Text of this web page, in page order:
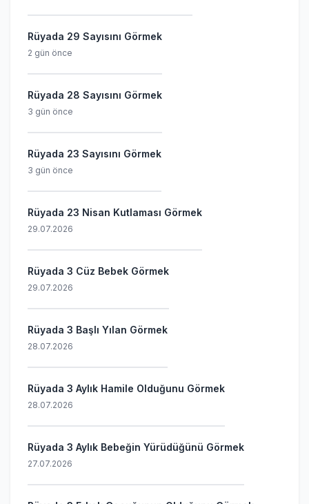
Rüyada 29 Sayısını Görmek
2 gün önce
Rüyada 28 Sayısını Görmek
3 gün önce
Rüyada 23 Sayısını Görmek
3 gün önce
Rüyada 23 Nisan Kutlaması Görmek
29.07.2026
Rüyada 3 Cüz Bebek Görmek
29.07.2026
Rüyada 3 Başlı Yılan Görmek
28.07.2026
Rüyada 3 Aylık Hamile Olduğunu Görmek
28.07.2026
Rüyada 3 Aylık Bebeğin Yürüdüğünü Görmek
27.07.2026